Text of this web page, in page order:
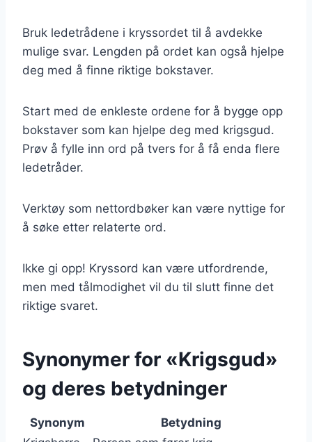
Bruk ledetrådene i kryssordet til å avdekke
mulige svar. Lengden på ordet kan også hjelpe
deg med å finne riktige bokstaver.
Start med de enkleste ordene for å bygge opp
bokstaver som kan hjelpe deg med krigsgud.
Prøv å fylle inn ord på tvers for å få enda flere
ledetråder.
Verktøy som nettordbøker kan være nyttige for
å søke etter relaterte ord.
Ikke gi opp! Kryssord kan være utfordrende,
men med tålmodighet vil du til slutt finne det
riktige svaret.
Synonymer for «Krigsgud»
og deres betydninger
Synonym
Betydning